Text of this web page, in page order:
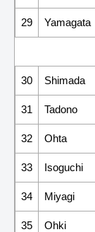
29 Yamagata
30 Shimada
31 Tadono
32 Ohta
33 Isoguchi
34 Miyagi
35 Ohki